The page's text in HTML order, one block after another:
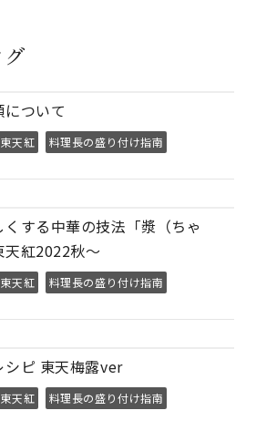
について
天紅 料理長の盛り付け指南
くする中華の技法「漿（ちゃ
天紅2022秋～
天紅 料理長の盛り付け指南
シピ 東天梅露ver
天紅 料理長の盛り付け指南